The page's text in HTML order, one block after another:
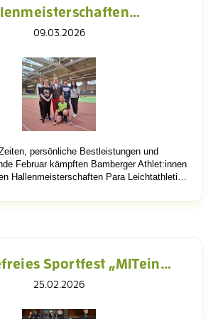
09.03.2026
persönliche Bestleistungen und
Februar kämpften Bamberger Athlet:innen
Hallenmeisterschaften Para Leichtathleti…
Sportfest „MITein…
25.02.2026